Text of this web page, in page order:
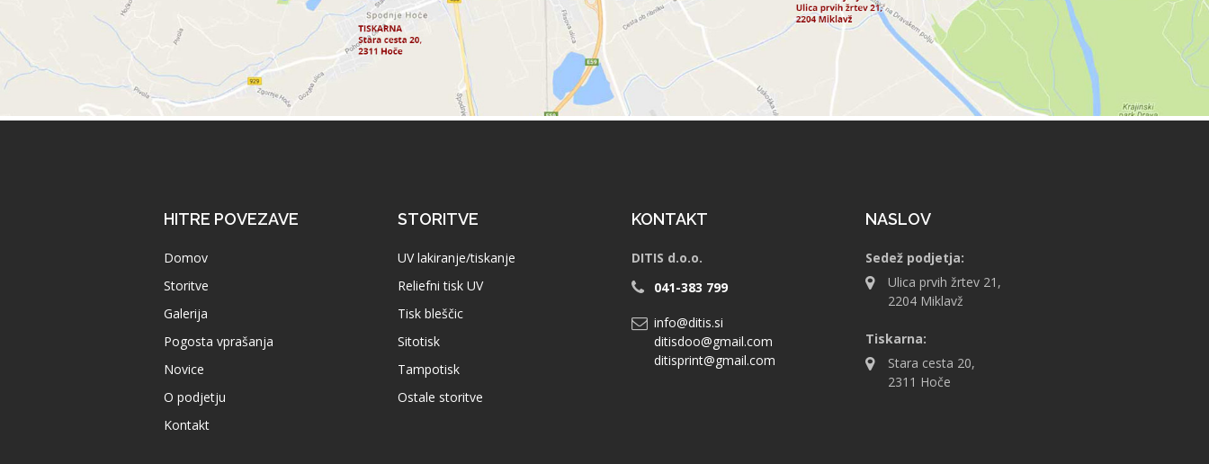
HITRE POVEZAVE STORITVE KONTAKT NASLOV
Domov
Storitve
Galerija
Pogosta vprašanja
Novice
O podjetju
Kontakt
UV lakiranje/tiskanje
Reliefni tisk UV
Tisk bleščic
Sitotisk
Tampotisk
Ostale storitve
DITIS d.o.o.
041-383 799
info@ditis.si
ditisdoo@gmail.com
ditisprint@gmail.com
Sedež podjetja:
Ulica prvih žrtev 21,
2204 Miklavž
Tiskarna:
Stara cesta 20,
2311 Hoče